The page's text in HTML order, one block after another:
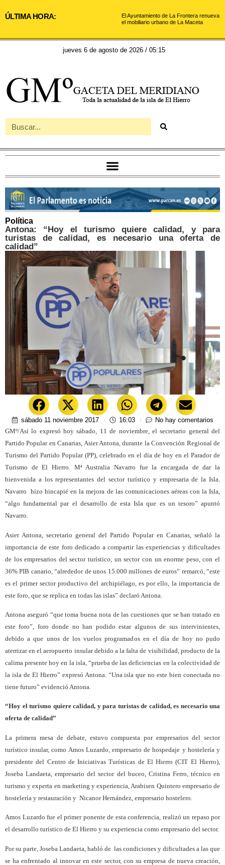
ÚLTIMA HORA:
El Ayuntamiento de La Frontera renueva
el mobiliario urbano de La Maceta
jueves 6 de agosto de 2026 / 05:15
Política
Antona: “Hoy el turismo quiere calidad, y para
turistas de calidad, es necesario una oferta de
calidad”
sábado 11 noviembre 2017 16:03
No hay comentarios
GMº/Así lo expresó hoy sábado, 11 de noviembre, el secretario general del
Partido Popular en Canarias, Asier Antona, durante la Convención Regional de
Turismo del Partido Popular (PP), celebrado en el día de hoy en el Parador de
Turismo de El Hierro. Mª Australia Navarro fue la encargada de dar la
bienvenida a los representantes del sector turístico y empresaria de la Isla.
Navarro hizo hincapié en la mejora de las comunicaciones aéreas con la Isla,
“algo fundamental par el desarrollo de esta Isla que es un tesoro” apuntó
Navarro.
Asier Antona, secretario general del Partido Popular en Canarias, señaló la
importancia de este foro dedicado a compartir las experiencias y dificultades
de los empresarios del sector turístico, un sector con un enorme peso, con el
36% PIB canario, “alrededor de unos 15.000 millones de euros” remarcó, “este
es el primer sector productivo del archipiélago, es por ello, la importancia de
este foro, que se replica en todas las islas” declaró Antona.
Antona aseguró “que toma buena nota de las cuestiones que se han tratado en
este foro”, foro donde no han podido estar algunos de sus intervinientes,
debido a que unos de los vuelos programados en el día de hoy no pudo
aterrizar en el aeropuerto insular debido a la falta de visibilidad, producto de la
calima presente hoy en la isla, “prueba de las deficiencias en la colectividad de
la isla de El Hierro” expresó Antona. “Una isla que no este bien conectada no
tiene futuro” evidenció Antona.
“Hoy el turismo quiere calidad, y para turistas de calidad, es necesario una
oferta de calidad”
La primera mesa de debate, estuvo compuesta por empresarios del sector
turístico insular, como Amos Luzardo, empresario de hospedaje y hostelería y
presidente del Centro de Iniciativas Turísticas de El Hierro (CIT El Hierro),
Joseba Landaeta, empresario del sector del buceo, Cristina Ferro, técnico en
turismo y experta en marketing y experiencia, Arabisen Quintero empresario de
hostelería y restauración y Nicanor Hernández, empresario hostelero.
Amos Luzardo fue el primer ponente de esta conferencia, realizó un repaso por
el desarrollo turístico de El Hierro y su experiencia como empresario del sector.
Por su parte, Joseba Landaeta, habló de las condiciones y dificultades a las que
se ha enfrentado al innovar en este sector, con su empresa de nueva creación,